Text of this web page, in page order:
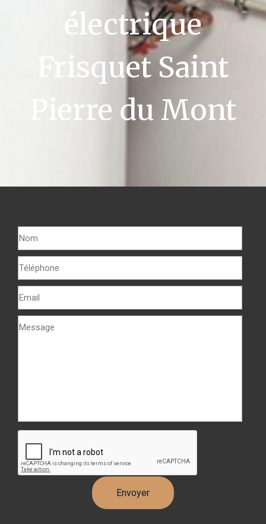
électrique
Frisquet Saint
Pierre du Mont